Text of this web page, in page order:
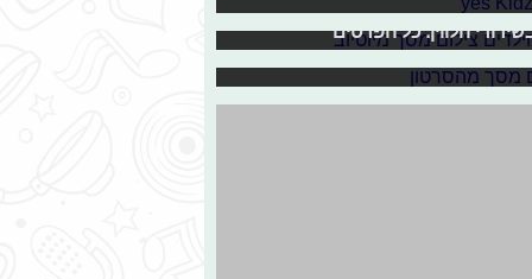
סופי: ערוץ הילדים ייפרד גם מחברת הכבלים "HOT" בתחילת 2018 ובמקומו יעלה ערוץ חדש
של פרוגי
הבריחה, והחלטנו להפתיע אותו
זה כבר מזמן ידוע שהכוכבים האמתיים הם אלו שנמצאים ברשת. ערוץ yes kidZ שוקד בימים אלו על
שחולמים להפוך לדבר החם